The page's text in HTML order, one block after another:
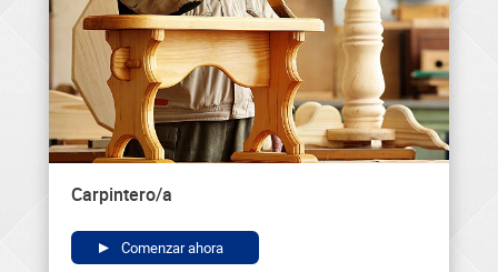
Carpintero/a
Comenzar ahora